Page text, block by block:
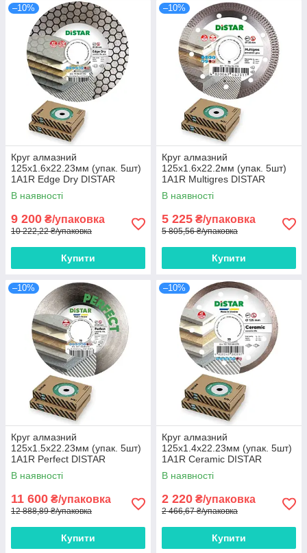
–10%
Круг алмазний
125x1.6x22.23мм (упак. 5шт)
1A1R Edge Dry DISTAR
В наявності
9 200 ₴/упаковка
10 222,22 ₴/упаковка
Купити
–10%
Круг алмазний
125x1.6x22.2мм (упак. 5шт)
1A1R Multigres DISTAR
В наявності
5 225 ₴/упаковка
5 805,56 ₴/упаковка
Купити
–10%
Круг алмазний
125х1.5х22.23мм (упак. 5шт)
1A1R Perfect DISTAR
В наявності
11 600 ₴/упаковка
12 888,89 ₴/упаковка
Купити
–10%
Круг алмазний
125x1.4x22.23мм (упак. 5шт)
1A1R Ceramic DISTAR
В наявності
2 220 ₴/упаковка
2 466,67 ₴/упаковка
Купити